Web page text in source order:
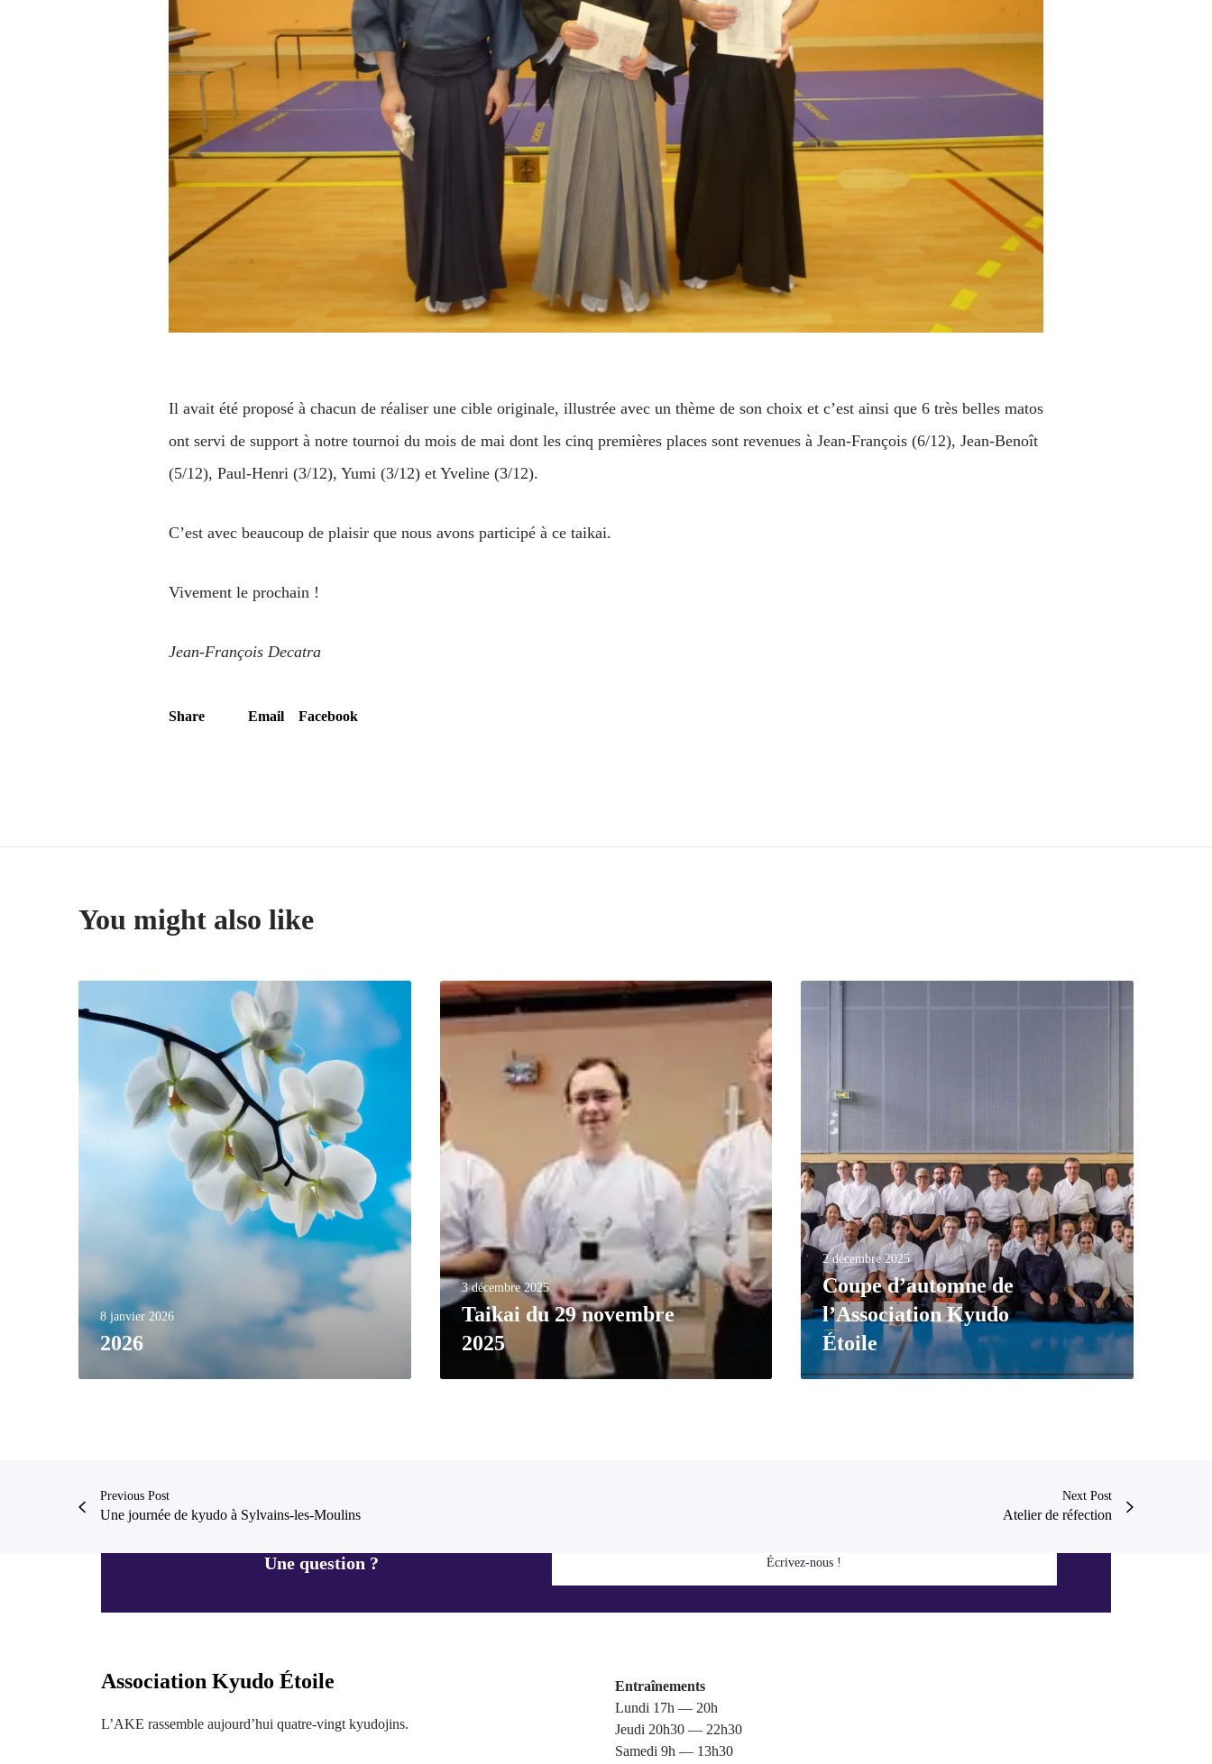
Il avait été proposé à chacun de réaliser une cible originale, illustrée avec un thème de son choix et c’est ainsi que 6 très belles matos
ont servi de support à notre tournoi du mois de mai dont les cinq premières places sont revenues à Jean-François (6/12), Jean-Benoît
(5/12), Paul-Henri (3/12), Yumi (3/12) et Yveline (3/12).
C’est avec beaucoup de plaisir que nous avons participé à ce taikai.
Vivement le prochain !
Jean-François Decatra
Share Email Facebook
You might also like
8 janvier 2026
2026
3 décembre 2025
Taikai du 29 novembre
2025
2 décembre 2025
Coupe d’automne de
l’Association Kyudo
Étoile
Previous Post
Une journée de kyudo à Sylvains-les-Moulins
Next Post
Atelier de réfection
Une question ? Écrivez-nous !
Association Kyudo Étoile
L’AKE rassemble aujourd’hui quatre-vingt kyudojins.
Entraînements
Lundi 17h — 20h
Jeudi 20h30 — 22h30
Samedi 9h — 13h30